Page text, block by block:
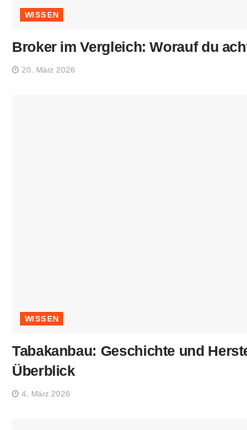
WISSEN
Broker im Vergleich: Worauf du
20. März 2026
WISSEN
Tabakanbau: Geschichte und
Überblick
4. März 2026